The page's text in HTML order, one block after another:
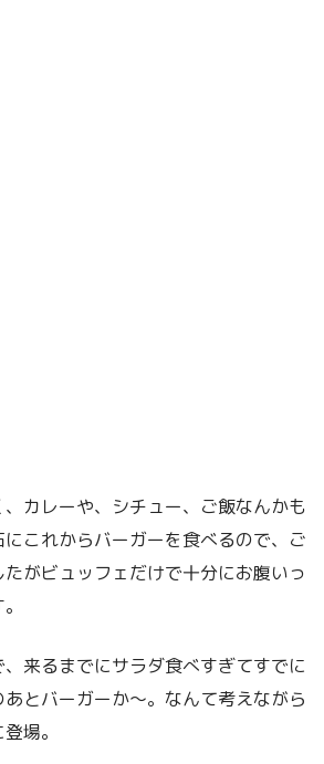
カレーや、シチュー、ご飯なんかも
これからバーガーを食べるので、ご
がビュッフェだけで十分にお腹いっ
来るまでにサラダ食べすぎてすでに
とバーガーか〜。なんて考えながら
場。